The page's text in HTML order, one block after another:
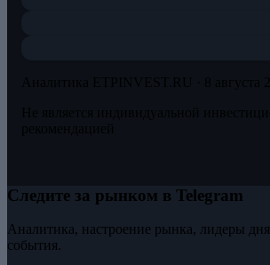
Следите за рынком в Telegram
Аналитика, настроение рынка, лидеры
события.